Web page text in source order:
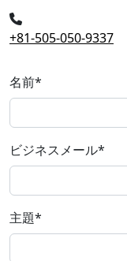
+81-505-050-9337
名前*
ビジネスメール*
主題*